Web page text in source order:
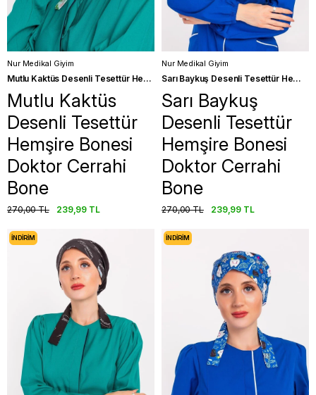
Nur Medikal Giyim
Mutlu Kaktüs Desenli Tesettür Hemşire Bonesi Doktor Cerrahi Bone
Mutlu Kaktüs
Desenli Tesettür
Hemşire Bonesi
Doktor Cerrahi
Bone
239,99 TL
270,00 TL
Nur Medikal Giyim
Sarı Baykuş Desenli Tesettür Hemşire Bonesi Doktor Cerrahi Bone
Sarı Baykuş
Desenli Tesettür
Hemşire Bonesi
Doktor Cerrahi
Bone
239,99 TL
270,00 TL
İNDIRIM İNDIRIM